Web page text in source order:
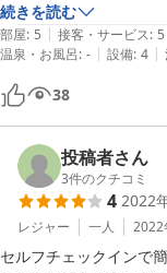
無人チェックインで人
TVは、チャンネルの他
マートフォンの映像・
続きを読む
部屋: 5 | 接客・サービス: 5
温泉・お風呂: - | 設備: 4 |
38
投稿者さん
3件のクチコミ
4 2022
レジャー 一人 2022
セルフチェックインで簡